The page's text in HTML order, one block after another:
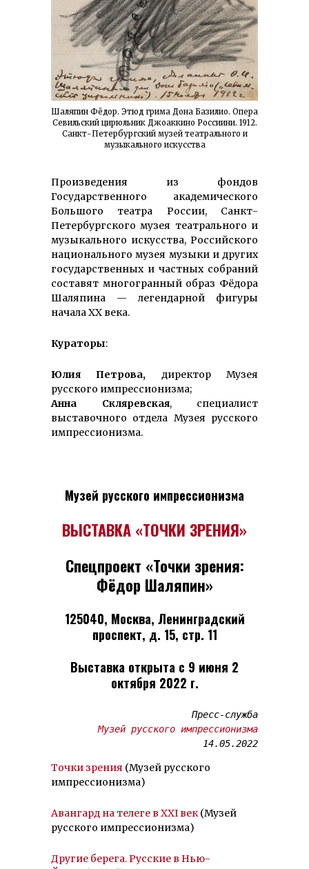
Шаляпин Фёдор. Этюд грима Дона Базилио. Опера
Севильский цирюльник Джоаккино Россиини. 1912.
Санкт-Петербургский музей театрального и
музыкального искусства
Произведения из фондов
Государственного академического
Большого театра России, Санкт-
Петербургского музея театрального и
музыкального искусства, Российского
национального музея музыки и других
государственных и частных собраний
составят многогранный образ Фёдора
Шаляпина — легендарной фигуры
начала ХХ века.
Кураторы:
Юлия Петрова, директор Музея
русского импрессионизма;
Анна Скляревская, специалист
выставочного отдела Музея русского
импрессионизма.
Музей русского импрессионизма
ВЫСТАВКА «ТОЧКИ ЗРЕНИЯ»
Спецпроект «Точки зрения:
Фёдор Шаляпин»
125040, Москва, Ленинградский
проспект, д. 15, стр. 11
Выставка открыта с 9 июня 2
октября 2022 г.
Пресс-служба
Музей русского импрессионизма
14.05.2022
Точки зрения (Музей русского
импрессионизма)
Авангард на телеге в ХХI век(Музей
русского импрессионизма)
Другие берега. Русские в Нью-